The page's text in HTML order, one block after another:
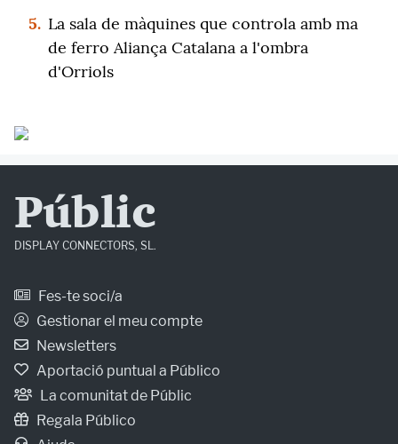
5. La sala de màquines que controla amb ma
de ferro Aliança Catalana a l'ombra
d'Orriols
Públic
DISPLAY CONNECTORS, SL.
Fes-te soci/a
Gestionar el meu compte
Newsletters
Aportació puntual a Público
La comunitat de Públic
Regala Público